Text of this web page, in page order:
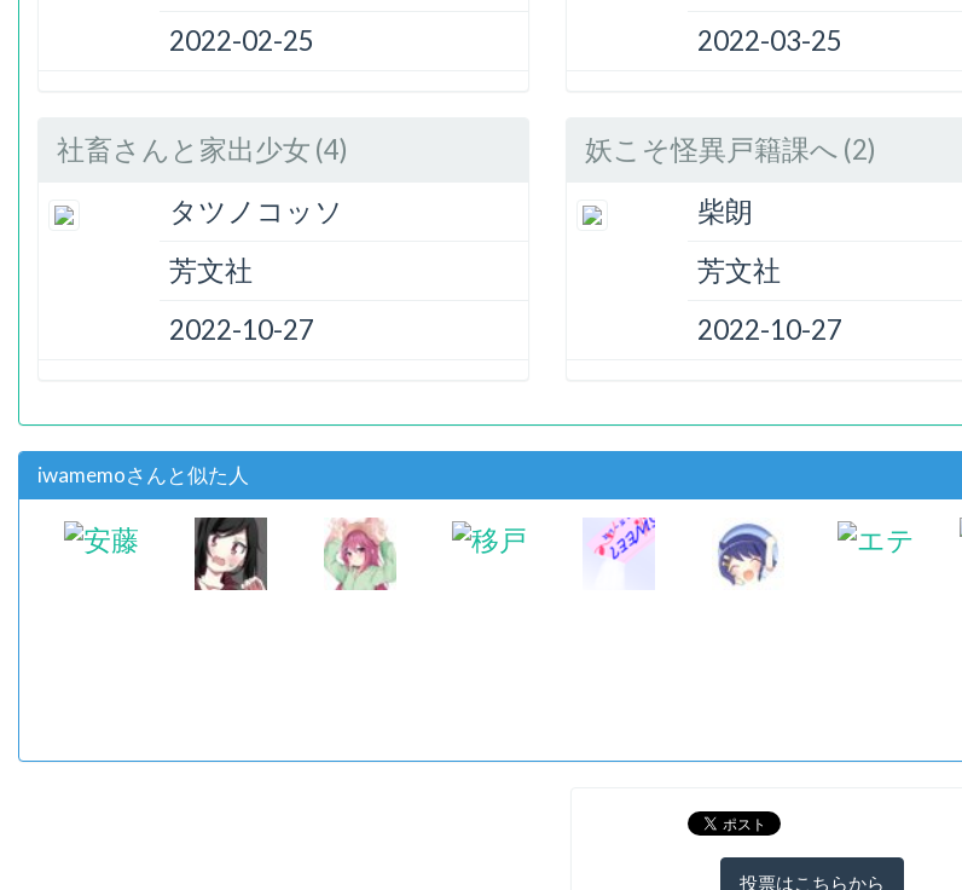
2022-02-25
2022-03-25
社畜さんと家出少女 (4)
タツノコッソ
芳文社
2022-10-27
妖こそ怪異戸籍課へ (2)
柴朗
芳文社
2022-10-27
iwamemoさんと似た人
投票はこちらから